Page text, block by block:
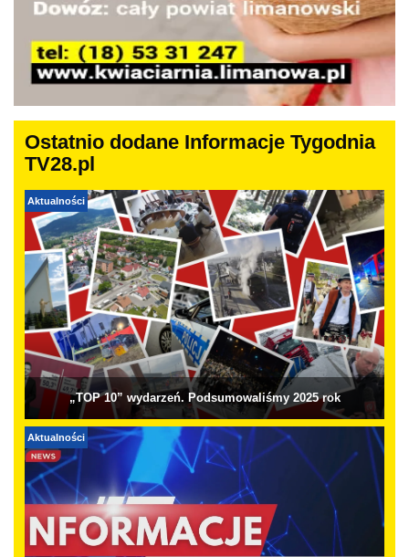
Ostatnio dodane Informacje Tygodnia
TV28.pl
Aktualności
„TOP 10” wydarzeń. Podsumowaliśmy 2025 rok
Aktualności